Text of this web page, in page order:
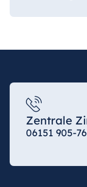
Zentrale
06151 905-